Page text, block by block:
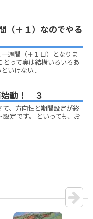
（＋１）なのでやる
週間（＋１日）となりま
とって実は結構いろいろあ
いけない...
動！ ３
て、方向性と期間設定が終
定です。 といっても、お